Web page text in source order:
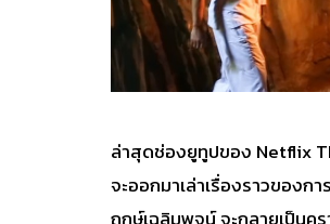
ล่าสุดช่องยูทูปของ Netflix
จะออกมาเล่าเรื่องราวของ
ฤกษ์เฉลิมพจน์ จะกลายเป็นค